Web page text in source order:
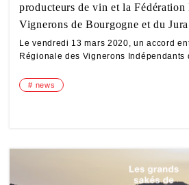
producteurs de vin et la Fédération
Vignerons de Bourgogne et du Jura
Le vendredi 13 mars 2020, un accord
Régionale des Vignerons
news